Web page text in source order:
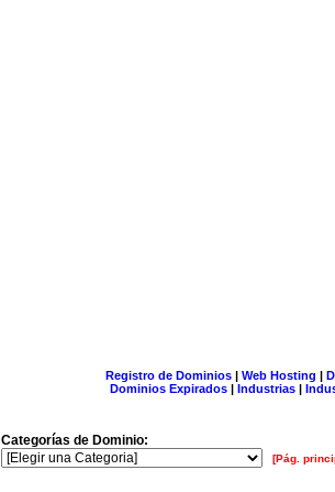
Registro de Dominios| Web Hosting |
Dominios Expirados | Industrias |
Categorías de Dominio:
[Pág.